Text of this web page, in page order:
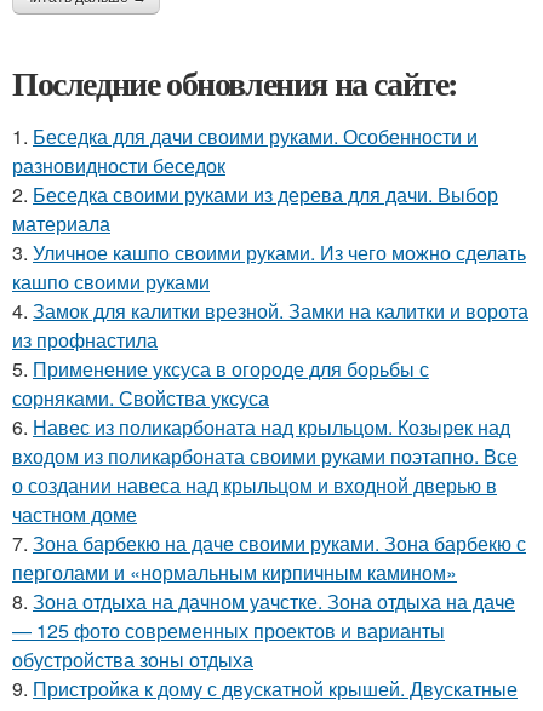
Последние обновления на сайте:
1. Беседка для дачи своими руками. Особенности и
разновидности беседок
2. Беседка своими руками из дерева для дачи. Выбор
материала
3. Уличное кашпо своими руками. Из чего можно сделать
кашпо своими руками
4. Замок для калитки врезной. Замки на калитки и ворота
из профнастила
5. Применение уксуса в огороде для борьбы с
сорняками. Свойства уксуса
6. Навес из поликарбоната над крыльцом. Козырек над
входом из поликарбоната своими руками поэтапно. Все
о создании навеса над крыльцом и входной дверью в
частном доме
7. Зона барбекю на даче своими руками. Зона барбекю с
перголами и «нормальным кирпичным камином»
8. Зона отдыха на дачном уачстке. Зона отдыха на даче
— 125 фото современных проектов и варианты
обустройства зоны отдыха
9. Пристройка к дому с двускатной крышей. Двускатные